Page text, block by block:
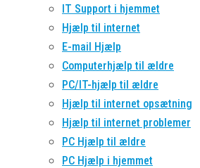
IT Support i hjemmet
Hjælp til internet
E-mail Hjælp
Computerhjælp til ældre
PC/IT-hjælp til ældre
Hjælp til internet opsætning
Hjælp til internet problemer
PC Hjælp til ældre
PC Hjælp i hjemmet